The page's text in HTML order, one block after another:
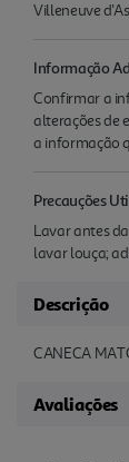
Villeneuve
Informação
Confirmar a
alterações de
a informação
Precauções
Lavar antes
lavar louça;
Descrição
CANECA
Avaliações